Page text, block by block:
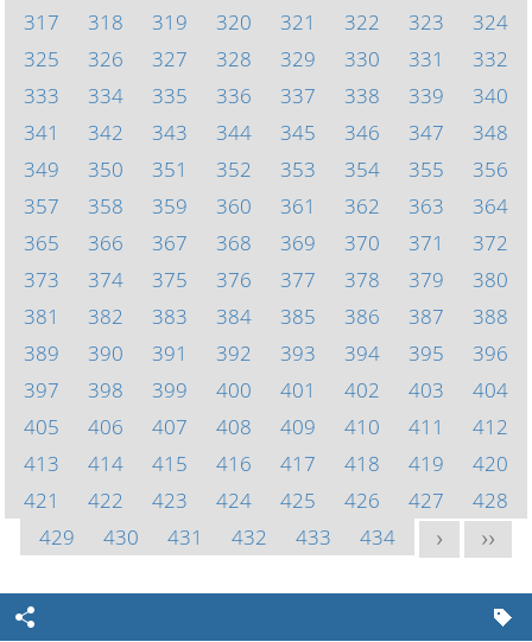
317
318 319 320 321 322 323
324
325
326 327 328 329 330 331
332
333
334 335 336 337 338 339
340
341
342 343 344 345 346 347
348
349
350 351 352 353 354 355
356
357
358 359 360 361 362 363
364
365
366 367 368 369 370 371
372
373
374 375 376 377 378 379
380
381
382 383 384 385 386 387
388
389
390 391 392 393 394 395
396
397
398 399 400 401 402 403
404
405
406 407 408 409 410 411
412
413
414 415 416 417 418 419
420
421
422 423 424 425 426 427
428
429
430 431 432 433 434 > >>